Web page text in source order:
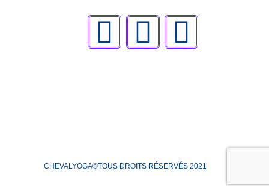
CHEVALYOGA©TOUS DROITS RÉSERVÉS 2021